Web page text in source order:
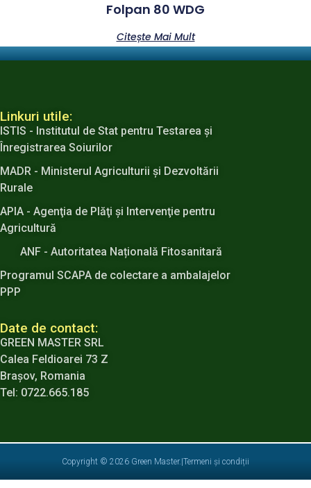
Folpan 80 WDG
Citește Mai Mult
Linkuri utile:
ISTIS - Institutul de Stat pentru Testarea şi
Înregistrarea Soiurilor
MADR - Ministerul Agriculturii şi Dezvoltării
Rurale
APIA - Agenţia de Plăţi şi Intervenţie pentru
Agricultură
ANF - Autoritatea Națională Fitosanitară
Programul SCAPA de colectare a ambalajelor
PPP
Date de contact:
GREEN MASTER SRL
Calea Feldioarei 73 Z
Brașov, Romania
Tel: 0722.665.185
Copyright © 2026 Green Master. Termeni și condiții